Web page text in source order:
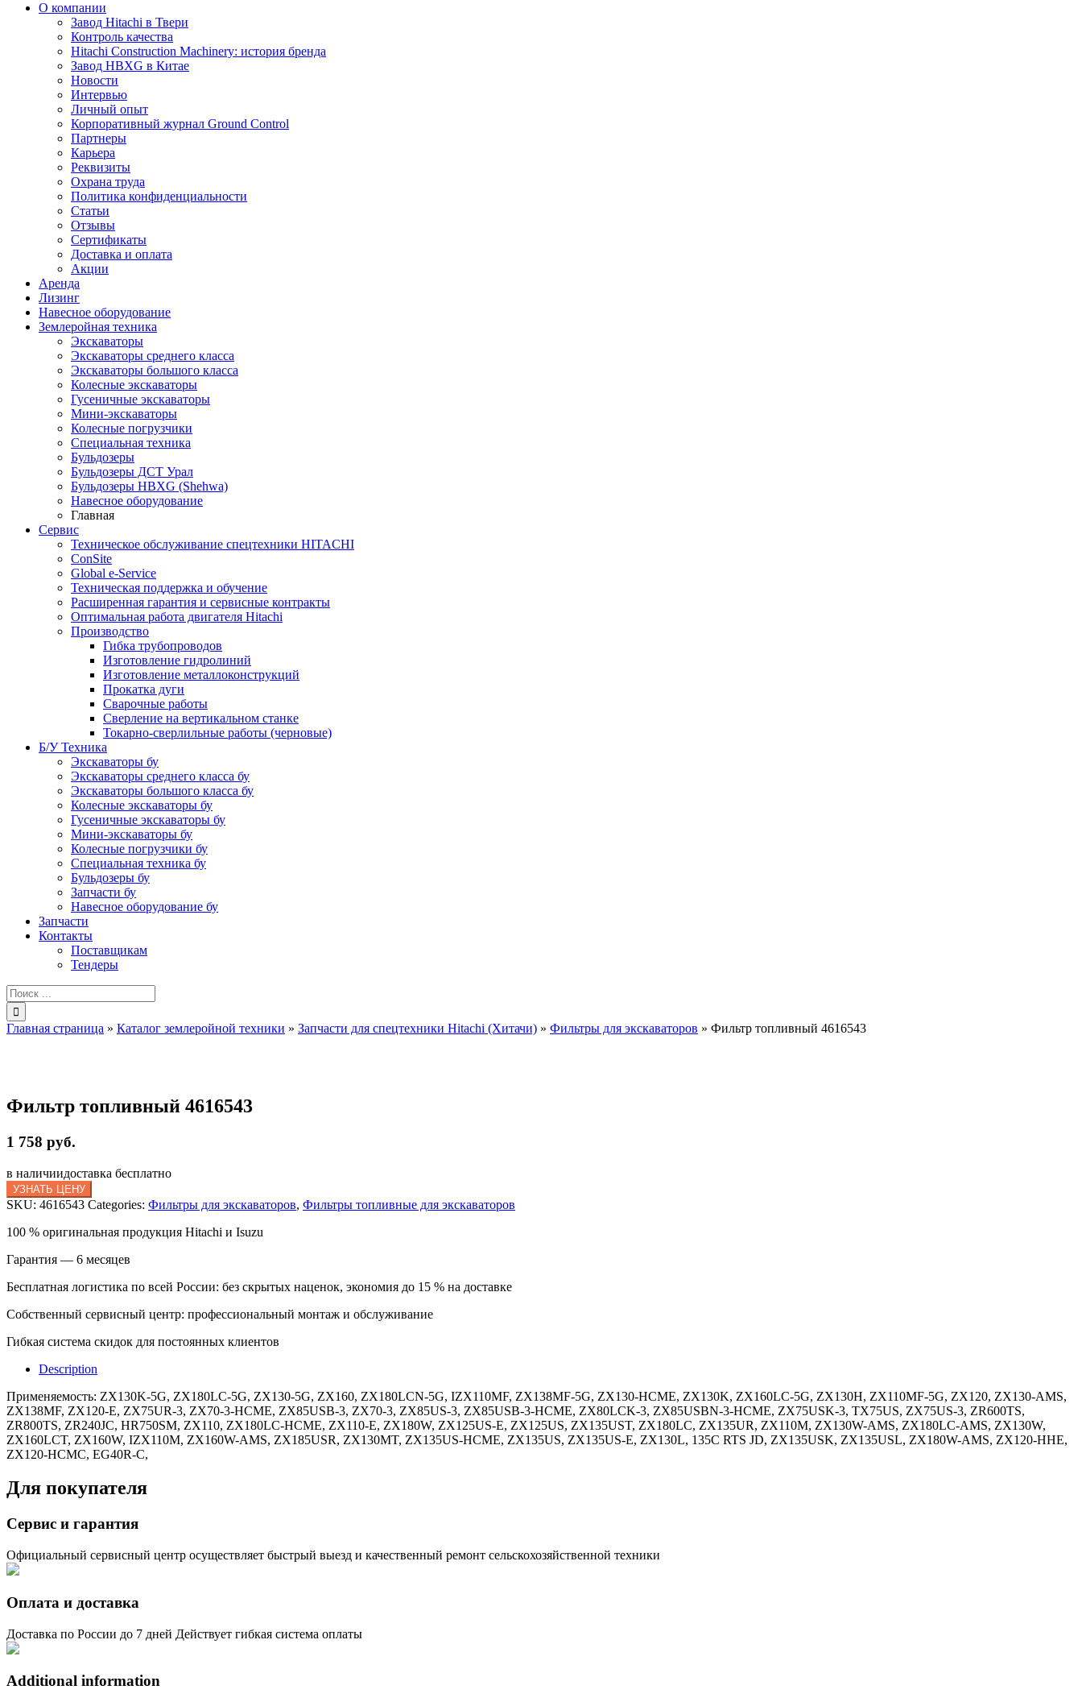
О компании
Завод Hitachi в Твери
Контроль качества
Hitachi Construction Machinery: история бренда
Завод HBXG в Китае
Новости
Интервью
Личный опыт
Корпоративный журнал Ground Control
Партнеры
Карьера
Реквизиты
Охрана труда
Политика конфиденциальности
Статьи
Отзывы
Сертификаты
Доставка и оплата
Акции
Аренда
Лизинг
Навесное оборудование
Землеройная техника
Экскаваторы
Экскаваторы среднего класса
Экскаваторы большого класса
Колесные экскаваторы
Гусеничные экскаваторы
Мини-экскаваторы
Колесные погрузчики
Специальная техника
Бульдозеры
Бульдозеры ДСТ Урал
Бульдозеры HBXG (Shehwa)
Навесное оборудование
Главная
Сервис
Техническое обслуживание спецтехники HITACHI
ConSite
Global e-Service
Техническая поддержка и обучение
Расширенная гарантия и сервисные контракты
Оптимальная работа двигателя Hitachi
Производство
Гибка трубопроводов
Изготовление гидролиний
Изготовление металлоконструкций
Прокатка дуги
Сварочные работы
Сверление на вертикальном станке
Токарно-сверлильные работы (черновые)
Б/У Техника
Экскаваторы бу
Экскаваторы среднего класса бу
Экскаваторы большого класса бу
Колесные экскаваторы бу
Гусеничные экскаваторы бу
Мини-экскаваторы бу
Колесные погрузчики бу
Специальная техника бу
Бульдозеры бу
Запчасти бу
Навесное оборудование бу
Запчасти
Контакты
Поставщикам
Тендеры
Результат
поиска:
Главная страница » Каталог землеройной техники » Запчасти для спецтехники Hitachi (Хитачи) » Фильтры для экскаваторов » Фильтр топливный 4616543
Фильтр топливный 4616543
1 758 руб.
в наличиидоставка бесплатно
УЗНАТЬ ЦЕНУ
SKU: 4616543 Categories: Фильтры для экскаваторов, Фильтры топливные для экскаваторов
100 % оригинальная продукция Hitachi и Isuzu
Гарантия — 6 месяцев
Бесплатная логистика по всей России: без скрытых наценок, экономия до 15 % на доставке
Собственный сервисный центр: профессиональный монтаж и обслуживание
Гибкая система скидок для постоянных клиентов
Description
Применяемость: ZX130K-5G, ZX180LC-5G, ZX130-5G, ZX160, ZX180LCN-5G, IZX110MF, ZX138MF-5G, ZX130-HCME, ZX130K, ZX160LC-5G, ZX130H, ZX110MF-5G, ZX120, ZX130-AMS,
ZX138MF, ZX120-E, ZX75UR-3, ZX70-3-HCME, ZX85USB-3, ZX70-3, ZX85US-3, ZX85USB-3-HCME, ZX80LCK-3, ZX85USBN-3-HCME, ZX75USK-3, TX75US, ZX75US-3, ZR600TS,
ZR800TS, ZR240JC, HR750SM, ZX110, ZX180LC-HCME, ZX110-E, ZX180W, ZX125US-E, ZX125US, ZX135UST, ZX180LC, ZX135UR, ZX110M, ZX130W-AMS, ZX180LC-AMS, ZX130W,
ZX160LCT, ZX160W, IZX110M, ZX160W-AMS, ZX185USR, ZX130MT, ZX135US-HCME, ZX135US, ZX135US-E, ZX130L, 135C RTS JD, ZX135USK, ZX135USL, ZX180W-AMS, ZX120-HHE,
ZX120-HCMC, EG40R-C,
Для покупателя
Сервис и гарантия
Официальный сервисный центр осуществляет быстрый выезд и качественный ремонт сельскохозяйственной техники
Оплата и доставка
Доставка по России до 7 дней Действует гибкая система оплаты
Additional information